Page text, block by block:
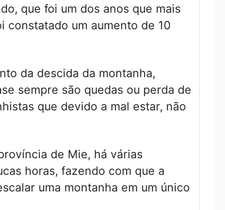
que foi um dos anos que mais
constatado um aumento de 10
da descida da montanha,
sempre são quedas ou perda de
que devido a mal estar, não
de Mie, há várias
horas, fazendo com que a
uma montanha em um único